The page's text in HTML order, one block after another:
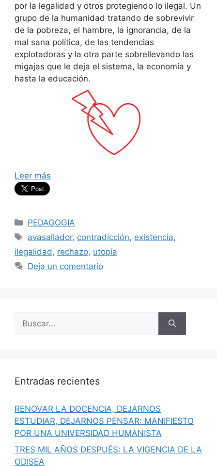
por la legalidad y otros protegiendo lo ilegal. Un
grupo de la humanidad tratando de sobrevivir
de la pobreza, el hambre, la ignorancia, de la
mal sana política, de las tendencias
explotadoras y la otra parte sobrellevando las
migajas que le deja el sistema, la economía y
hasta la educación.
Leer más
Categorías
PEDAGOGIA
Etiquetas
avasallador, contradicción, existencia,
ilegalidad, rechazo, utopía
Deja un comentario
Buscar:
Entradas recientes
RENOVAR LA DOCENCIA, DEJARNOS
ESTUDIAR, DEJARNOS PENSAR: MANIFIESTO
POR UNA UNIVERSIDAD HUMANISTA
TRES MIL AÑOS DESPUÉS: LA VIGENCIA DE LA
ODISEA